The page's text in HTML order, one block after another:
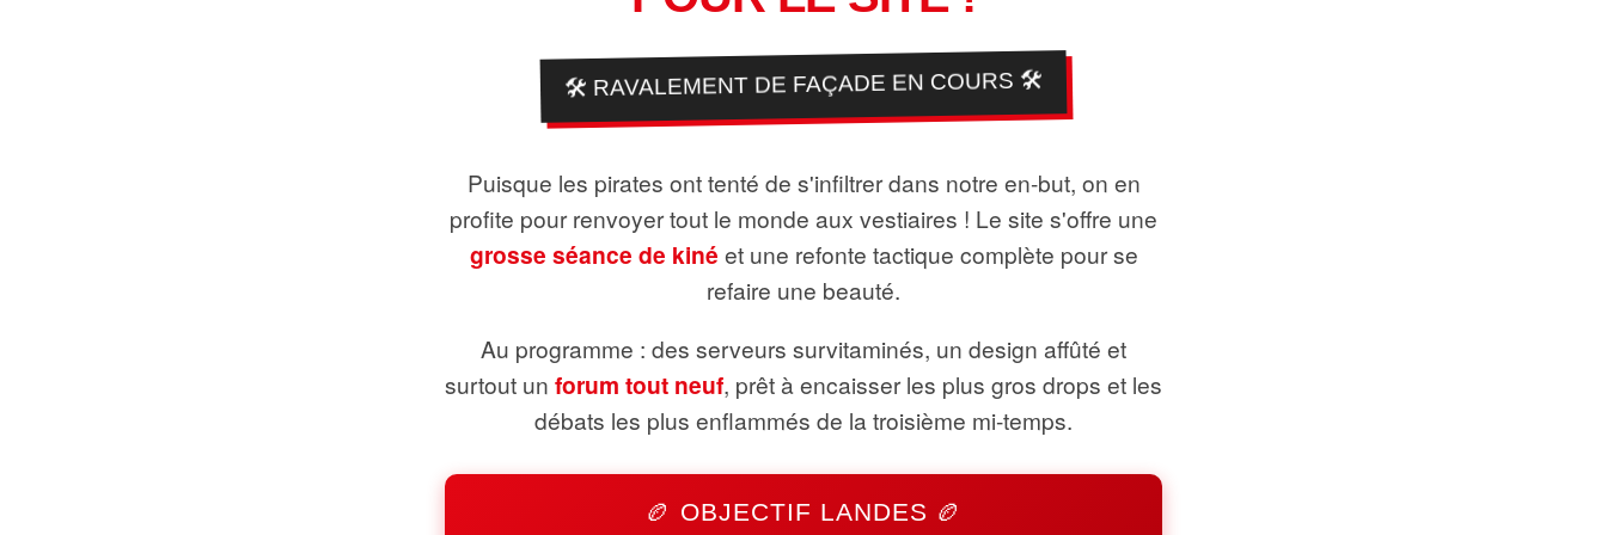
🛠️ RAVALEMENT DE FAÇADE EN COURS 🛠️
Puisque les pirates ont tenté de s'infiltrer dans notre en-but, on en
profite pour renvoyer tout le monde aux vestiaires ! Le site s'offre une
grosse séance de kiné et une refonte tactique complète pour se
refaire une beauté.
Au programme : des serveurs survitaminés, un design affûté et
surtout un forum tout neuf, prêt à encaisser les plus gros drops et les
débats les plus enflammés de la troisième mi-temps.
🏉 OBJECTIF LANDES 🏉